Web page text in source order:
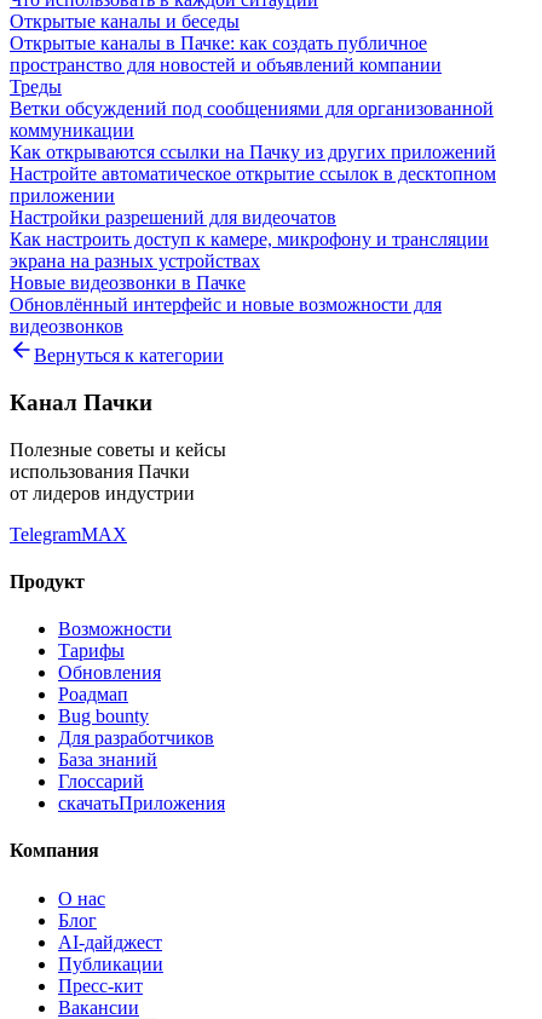
Открытые каналы и беседы
Открытые каналы в Пачке: как создать публичное
пространство для новостей и объявлений компании
Треды
Ветки обсуждений под сообщениями для организованной
коммуникации
Как открываются ссылки на Пачку из других приложений
Настройте автоматическое открытие ссылок в десктопном
приложении
Настройки разрешений для видеочатов
Как настроить доступ к камере, микрофону и трансляции
экрана на разных устройствах
Новые видеозвонки в Пачке
Обновлённый интерфейс и новые возможности для
видеозвонков
Вернуться к категории
Канал Пачки
Полезные советы и кейсы
использования Пачки
от лидеров индустрии
TelegramMAX
Продукт
Возможности
Тарифы
Обновления
Роадмап
Bug bounty
Для разработчиков
База знаний
Глоссарий
скачатьПриложения
Компания
О нас
Блог
AI-дайджест
Публикации
Пресс-кит
Вакансии